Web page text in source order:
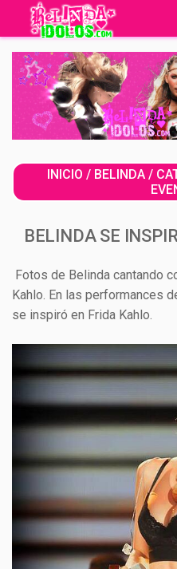
INICIO / BELINDA/
BELINDA SE
Fotos de Belinda cantando
Kahlo. En las performances
se inspiró en Frida Kahlo.